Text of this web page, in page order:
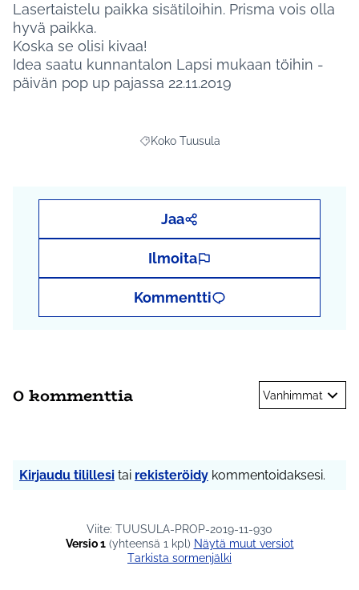
Lasertaistelu paikka sisätiloihin. Prisma vois olla
hyvä paikka.
Koska se olisi kivaa!
Idea saatu kunnantalon Lapsi mukaan töihin -
päivän pop up pajassa 22.11.2019
Rajaa tulokset aihepiirin mukaan: Koko
Koko Tuusula
Jaa
Ilmoita
Kommentti
0 kommenttia Vanhimmat
Kirjaudu tilillesi tai rekisteröidy kommentoidaksesi.
Viite: TUUSULA-PROP-2019-11-930
Versio 1(yhteensä 1 kpl)
näytä muut versiot
Tarkista sormenjälki